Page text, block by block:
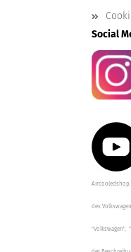
Social
des
"Volkswagen",